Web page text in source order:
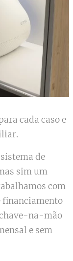
cada caso e
de
sim um
com
financiamento
na-mão
e sem